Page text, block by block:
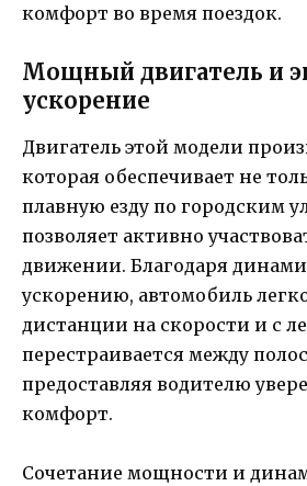
комфорт во время поездок.
Мощный двигатель и
ускорение
Двигатель этой модели
которая обеспечивает не
плавную езду по городским
позволяет активно
движении. Благодаря
ускорению, автомобиль
дистанции на скорости и с
перестраивается между
предоставляя водителю
комфорт.
Сочетание мощности и